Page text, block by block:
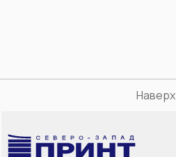
Наверх